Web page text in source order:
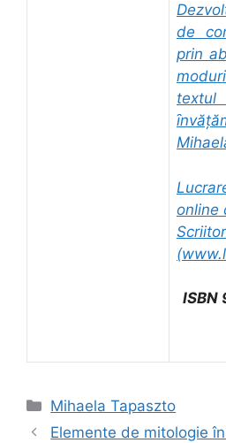
de
prin
online
(
Categorii
Mihaela Tapaszto
Elemente de mitologie